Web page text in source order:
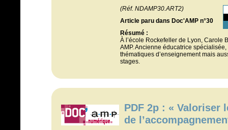
(Réf. NDAMP30.ART2)
Article paru dans Doc'AMP n°30
Résumé :
À l’école Rockefeller de Lyon, Carole
AMP. Ancienne éducatrice
thématiques d’enseignement mais
stages.
PDF 2p : « Valoriser
de